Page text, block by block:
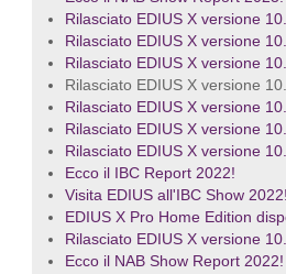
Rilasciato EDIUS X versione
Rilasciato EDIUS X versione
Rilasciato EDIUS X versione
Rilasciato EDIUS X versione
Rilasciato EDIUS X versione
Rilasciato EDIUS X versione
Rilasciato EDIUS X versione
Ecco il IBC Report 2022!
Visita EDIUS all'IBC Show 2022!
EDIUS X Pro Home Edition
Rilasciato EDIUS X versione
Ecco il NAB Show Report 2022!